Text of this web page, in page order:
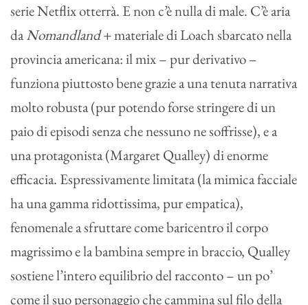
serie Netflix otterrà. E non c’è nulla di male. C’è aria
daNomandland+ materiale di Loach sbarcato nella
provincia americana: il mix – pur derivativo –
funziona piuttosto bene grazie a una tenuta narrativa
molto robusta (pur potendo forse stringere di un
paio di episodi senza che nessuno ne soffrisse), e a
una protagonista (Margaret Qualley) di enorme
efficacia. Espressivamente limitata (la mimica facciale
ha una gamma ridottissima, pur empatica),
fenomenale a sfruttare come baricentro il corpo
magrissimo e la bambina sempre in braccio, Qualley
sostiene l’intero equilibrio del racconto – un po’
come il suo personaggio che cammina sul filo della